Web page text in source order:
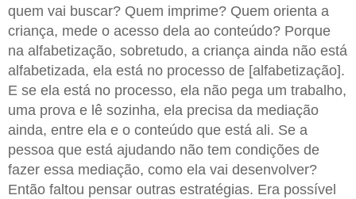
quem vai buscar? Quem imprime? Quem orienta a
criança, mede o acesso dela ao conteúdo? Porque
na alfabetização, sobretudo, a criança ainda não está
alfabetizada, ela está no processo de [alfabetização].
E se ela está no processo, ela não pega um trabalho,
uma prova e lê sozinha, ela precisa da mediação
ainda, entre ela e o conteúdo que está ali. Se a
pessoa que está ajudando não tem condições de
fazer essa mediação, como ela vai desenvolver?
Então faltou pensar outras estratégias. Era possível